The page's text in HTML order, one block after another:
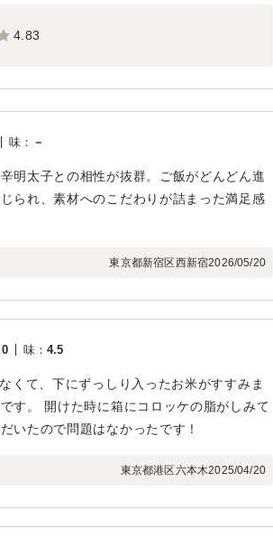
4.83
味： －
明太子との相性が抜群。ご飯がどんどん進
られ、素材へのこだわりが詰まった満足感
東京都新宿区西新宿2026/05/20
味：4.5
くて、下にずっしり入ったお米がすすみま
す。 開けた時に箱にコロッケの脂がしみて
いたので問題はなかったです！
東京都港区六本木2025/04/20